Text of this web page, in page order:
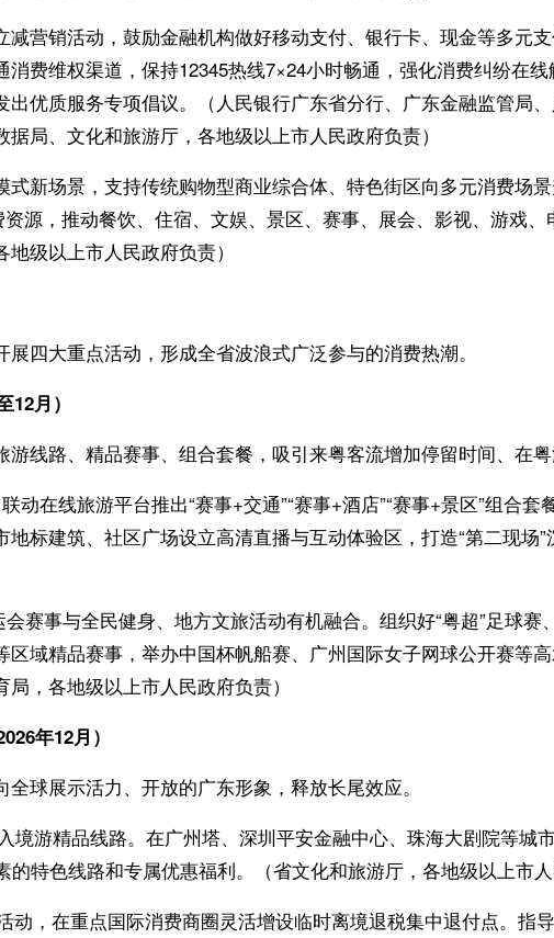
减营销活动，鼓励金融机构做好移动支付、银行卡、现金等多元
费维权渠道，保持12345热线7×24小时畅通，强化消费纠纷在
优质服务专项倡议。（人民银行广东省分行、广东金融监管局、
局、文化和旅游厅，各地级以上市人民政府负责）
新场景，支持传统购物型商业综合体、特色街区向多元消费场景
源，推动餐饮、住宿、文娱、景区、赛事、展会、影视、游戏
级以上市人民政府负责）
四大重点活动，形成全省波浪式广泛参与的消费热潮。
月）
线路、精品赛事、组合套餐，吸引来粤客流增加停留时间、在粤
动在线旅游平台推出“赛事+交通”“赛事+酒店”“赛事+景区”组合
标建筑、社区广场设立高清直播与互动体验区，打造“第二现场
赛事与全民健身、地方文旅活动有机融合。组织好“粤超”足球赛
域精品赛事，举办中国杯帆船赛、广州国际女子网球公开赛等
，各地级以上市人民政府负责）
年12月）
球展示活力、开放的广东形象，释放长尾效应。
境游精品线路。在广州塔、深圳平安金融中心、珠海大剧院等城
特色线路和专属优惠福利。（省文化和旅游厅，各地级以上市人
动，在重点国际消费商圈灵活增设临时离境退税集中退付点。指